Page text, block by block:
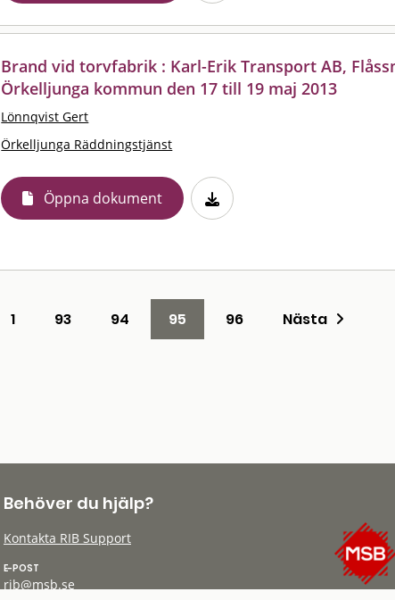
Brand vid torvfabrik : Karl-Erik Transport AB,
Örkelljunga kommun den 17 till 19 maj 2013
Lönnqvist Gert
Örkelljunga Räddningstjänst
Öppna dokument
1 93 94 95 96 Nästa
Behöver du hjälp?
Kontakta RIB Support
E-POST
rib@msb.se